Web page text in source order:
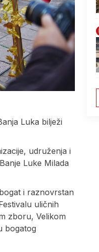
Luka bilježi
udruženja i
Luke Milada
i raznovrstan
uličnih
zboru, Velikom
bogatog